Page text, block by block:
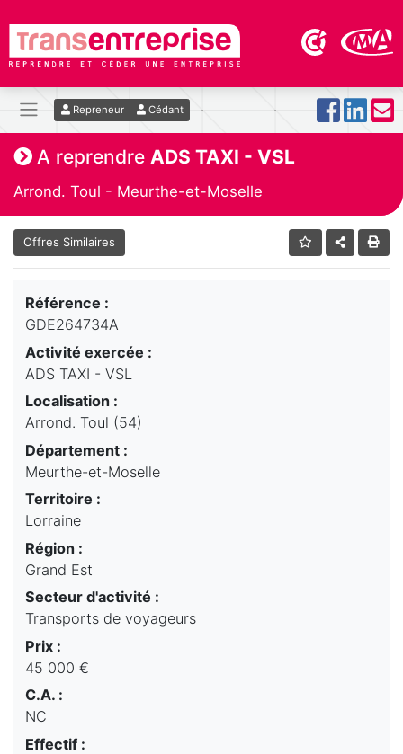
Repreneur Cédant
A reprendre ADS TAXI - VSL
Arrond. Toul - Meurthe-et-Moselle
Offres Similaires
Référence :
GDE264734A
Activité exercée :
ADS TAXI - VSL
Localisation :
Arrond. Toul (54)
Département :
Meurthe-et-Moselle
Territoire :
Lorraine
Région :
Grand Est
Secteur d'activité :
Transports de voyageurs
Prix :
45 000 €
C.A. :
NC
Effectif :